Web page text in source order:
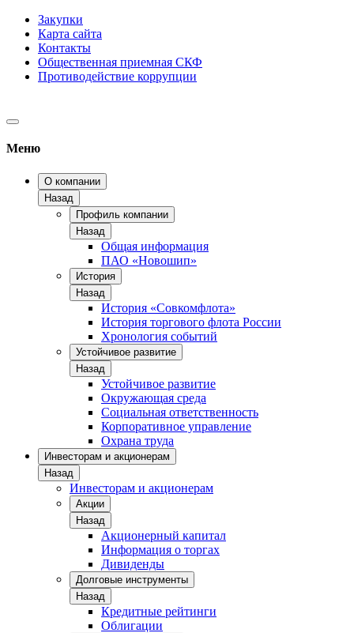
Закупки
Карта сайта
Контакты
Общественная приемная СКФ
Противодействие коррупции
Меню
О компании
Назад
Профиль компании
Назад
Общая информация
ПАО «Новошип»
История
Назад
История «Совкомфлота»
История торгового флота России
Хронология событий
Устойчивое развитие
Назад
Устойчивое развитие
Окружающая среда
Социальная ответственность
Корпоративное управление
Охрана труда
Инвесторам и акционерам
Назад
Инвесторам и акционерам
Акции
Назад
Акционерный капитал
Информация о торгах
Дивиденды
Долговые инструменты
Назад
Кредитные рейтинги
Облигации